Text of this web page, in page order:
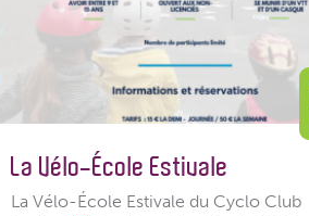
La Vélo-École Estivale
La Vélo-École Estivale du Cyclo Club